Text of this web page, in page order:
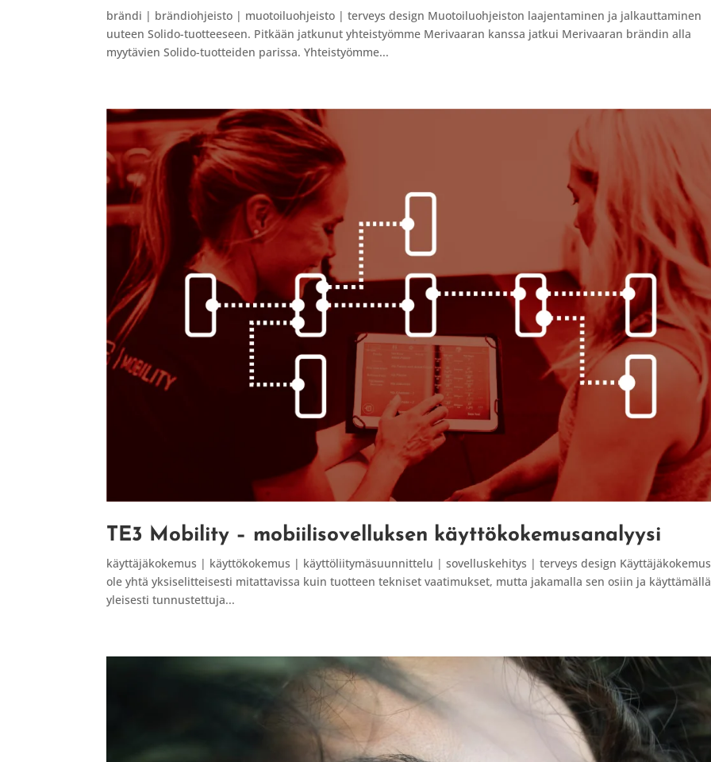
brändi | brändiohjeisto | muotoiluohjeisto | terveys design Muotoiluohjeiston laajentaminen ja jalkauttaminen
uuteen Solido-tuotteeseen. Pitkään jatkunut yhteistyömme Merivaaran kanssa jatkui Merivaaran brändin alla
myytävien Solido-tuotteiden parissa. Yhteistyömme...
TE3 Mobility – mobiilisovelluksen käyttökokemusanalyysi
käyttäjäkokemus | käyttökokemus | käyttöliitymäsuunnittelu | sovelluskehitys | terveys design
ole yhtä yksiselitteisesti mitattavissa kuin tuotteen tekniset vaatimukset, mutta jakamalla sen osiin ja käyttämällä
yleisesti tunnustettuja...